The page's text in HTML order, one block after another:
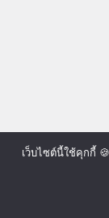
เว็บไซต์นี้ใช้คุกกี้